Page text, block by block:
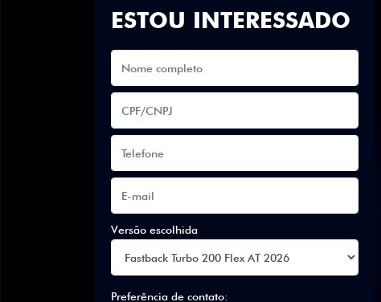
ESTOU INTERESSADO
Versão escolhida
Preferência de contato: